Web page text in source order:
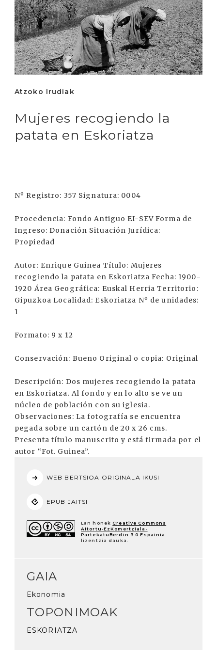
Atzoko Irudiak
Mujeres recogiendo la
patata en Eskoriatza
Nº Registro: 357 Signatura: 0004
Procedencia: Fondo Antiguo EI-SEV Forma de
Ingreso: Donación Situación Jurídica:
Propiedad
Autor: Enrique Guinea Título: Mujeres
recogiendo la patata en Eskoriatza Fecha: 1900-
1920 Área Geográfica: Euskal Herria Territorio:
Gipuzkoa Localidad: Eskoriatza Nº de unidades:
1
Formato: 9 x 12
Conservación: Bueno Original o copia: Original
Descripción: Dos mujeres recogiendo la patata
en Eskoriatza. Al fondo y en lo alto se ve un
núcleo de población con su iglesia.
Observaciones: La fotografía se encuentra
pegada sobre un cartón de 20 x 26 cms.
Presenta título manuscrito y está firmada por el
autor “Fot. Guinea”.
WEB BERTSIOA ORIGINALA IKUSI
EPUB JAITSI
Lan honek Creative Commons
Aitortu-EzKomertziala-
PartekatuBerdin 3.0 Espainia
lizentzia dauka.
GAIA
Ekonomia
TOPONIMOAK
ESKORIATZA